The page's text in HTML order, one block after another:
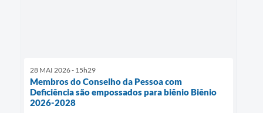
28 MAI 2026 - 15h29
Membros do Conselho da Pessoa com
Deficiência são empossados para biênio Biênio
2026-2028